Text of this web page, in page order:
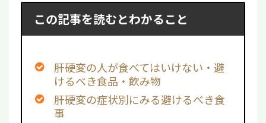
この記事を読むとわかること
肝硬変の人が食べてはいけない・避
けるべき食品・飲み物
肝硬変の症状別にみる避けるべき食
事